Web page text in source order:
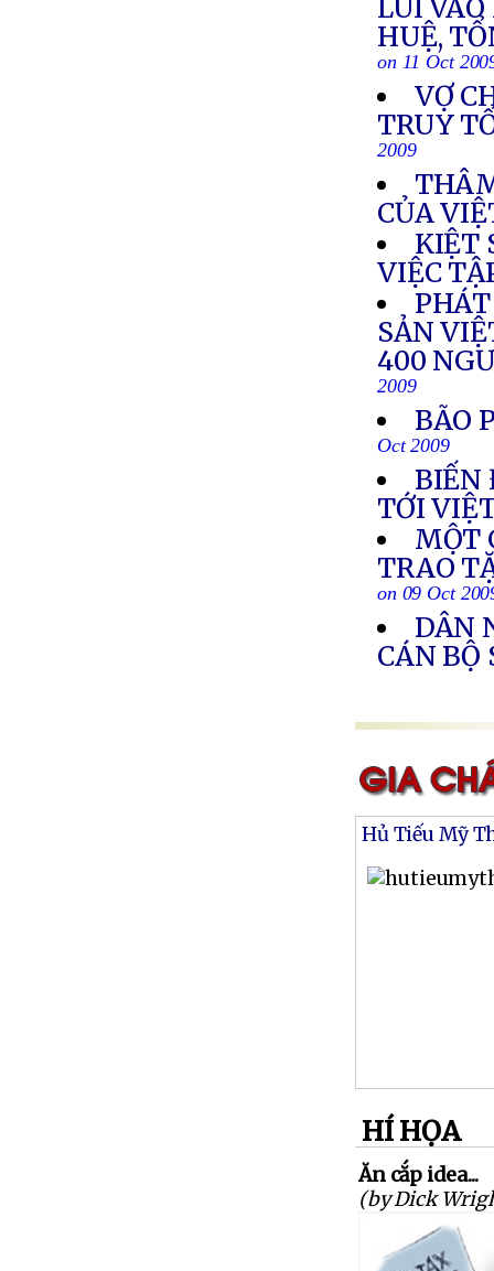
LUI
HUỆ,
on 11 Oct
VỢ
TRUY
2009
CỦA
KIỆT
VIỆC
SẢN
400
2009
BÃO
Oct 2009
BIẾN
TỚI
MỘT
TRAO
on 09 Oct
DÂN
CÁN BỘ
Hủ Tiếu Mỹ
HÍ HỌA
Ăn cắp idea...
(by Dick